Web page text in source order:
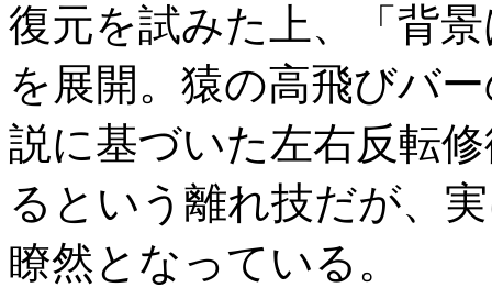
復元を試みた上、「背
を展開。猿の高飛びバ
説に基づいた左右反転
るという離れ技だが、
瞭然となっている。